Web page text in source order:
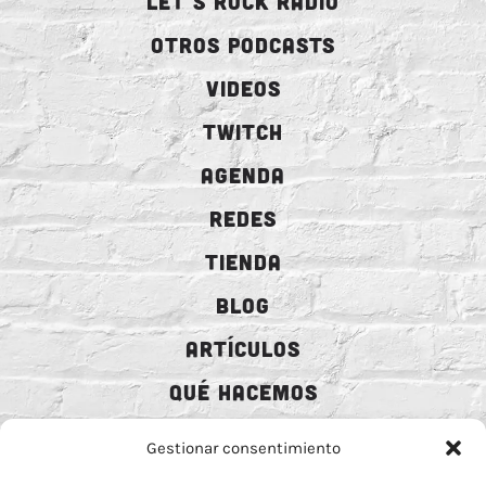
Gestionar consentimiento
OTROS PODCASTS
VIDEOS
TWITCH
AGENDA
REDES
TIENDA
BLOG
ARTÍCULOS
QUÉ HACEMOS